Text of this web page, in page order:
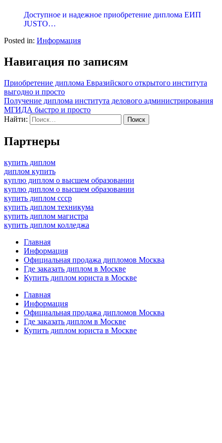
Доступное и надежное приобретение диплома ЕИП
JUSTO…
Posted in: Информация
Навигация по записям
Приобретение диплома Евразийского открытого института
выгодно и просто
Получение диплома института делового администрирования
МГИДА быстро и просто
Найти:
Партнеры
купить диплом
диплом купить
куплю диплом о высшем образовании
куплю диплом о высшем образовании
купить диплом ссср
купить диплом техникума
купить диплом магистра
купить диплом колледжа
Главная
Информация
Официальная продажа дипломов Москва
Где заказать диплом в Москве
Купить диплом юриста в Москве
Главная
Информация
Официальная продажа дипломов Москва
Где заказать диплом в Москве
Купить диплом юриста в Москве